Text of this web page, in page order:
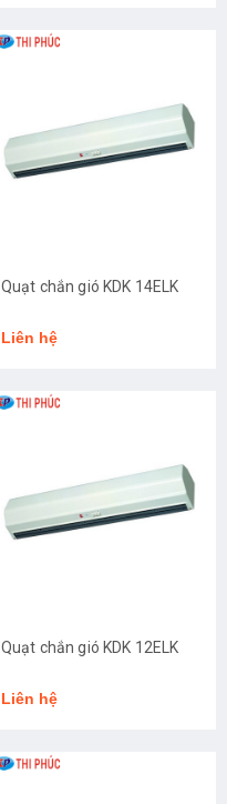
Quạt chắn gió KDK 14ELK
Liên hệ
Quạt chắn gió KDK 12ELK
Liên hệ